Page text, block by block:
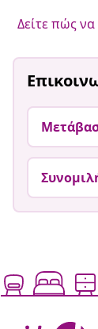
Δείτε πώς